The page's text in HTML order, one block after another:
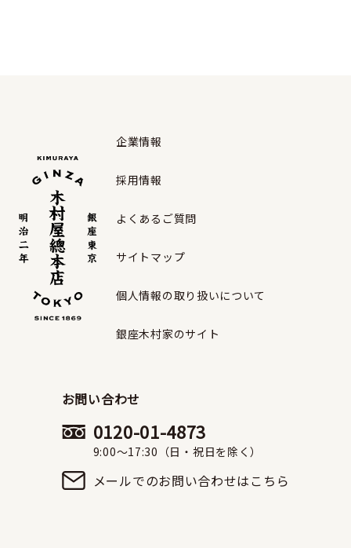
企業情報
採用情報
よくあるご質問
サイトマップ
個人情報の取り扱いについて
銀座木村家のサイト
お問い合わせ
0120-01-4873
9:00〜17:30（日・祝日を除く）
メールでのお問い合わせはこちら